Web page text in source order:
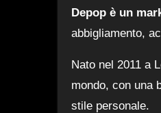
Depop è un
abbigliamento,
Nato nel 2011 a
mondo, con una
stile personale.